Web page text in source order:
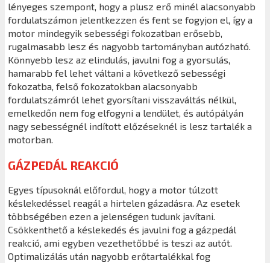
lényeges szempont, hogy a plusz erő minél alacsonyabb
fordulatszámon jelentkezzen és fent se fogyjon el, így a
motor mindegyik sebességi fokozatban erősebb,
rugalmasabb lesz és nagyobb tartományban autózható.
Könnyebb lesz az elindulás, javulni fog a gyorsulás,
hamarabb fel lehet váltani a következő sebességi
fokozatba, felső fokozatokban alacsonyabb
fordulatszámról lehet gyorsítani visszaváltás nélkül,
emelkedőn nem fog elfogyni a lendület, és autópályán
nagy sebességnél indított előzéseknél is lesz tartalék a
motorban.
GÁZPEDÁL REAKCIÓ
Egyes típusoknál előfordul, hogy a motor túlzott
késlekedéssel reagál a hirtelen gázadásra. Az esetek
többségében ezen a jelenségen tudunk javítani.
Csökkenthető a késlekedés és javulni fog a gázpedál
reakció, ami egyben vezethetőbbé is teszi az autót.
Optimalizálás után nagyobb erőtartalékkal fog